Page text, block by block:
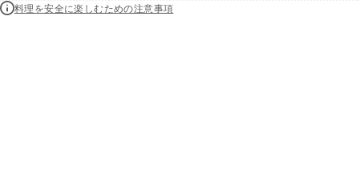
料理を安全に楽しむための注意事項